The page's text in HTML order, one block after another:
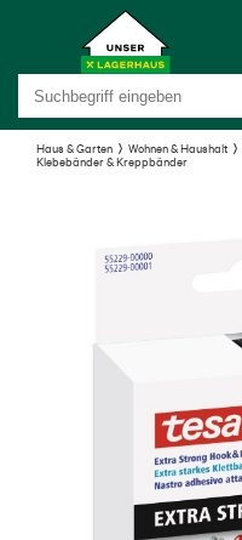
Haus & Garten Wohnen & Haushalt
Klebebänder & Kreppbänder